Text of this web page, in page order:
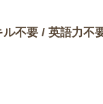
不要 / 英語力不